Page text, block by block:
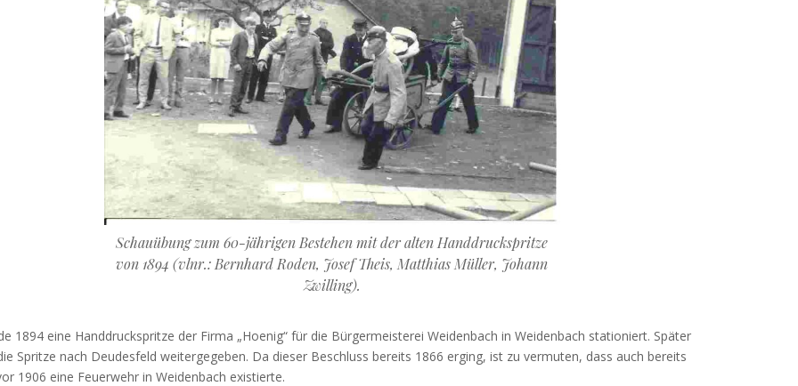
Schauübung zum 60-jährigen Bestehen mit der alten Handdruckspritze
von 1894 (vlnr.: Bernhard Roden, Josef Theis, Matthias Müller, Johann
Zwilling).
1894 eine Handdruckspritze der Firma „Hoenig“ für die Bürgermeisterei Weidenbach in Weidenbach stationiert. Später
Spritze nach Deudesfeld weitergegeben. Da dieser Beschluss bereits 1866 erging, ist zu vermuten, dass auch bereits
1906 eine Feuerwehr in Weidenbach existierte.